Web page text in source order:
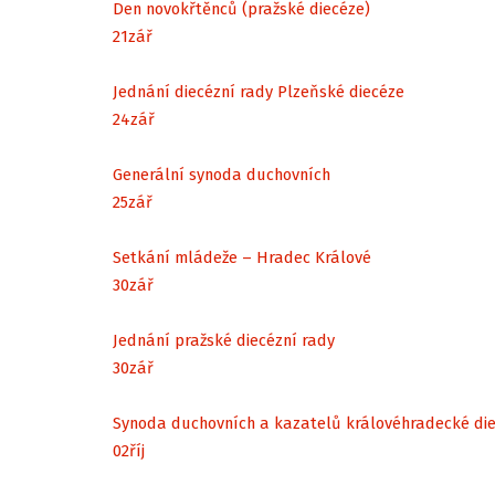
Den novokřtěnců (pražské diecéze)
21zář
Jednání diecézní rady Plzeňské diecéze
24zář
Generální synoda duchovních
25zář
Setkání mládeže – Hradec Králové
30zář
Jednání pražské diecézní rady
30zář
Synoda duchovních a kazatelů královéhradecké
02říj